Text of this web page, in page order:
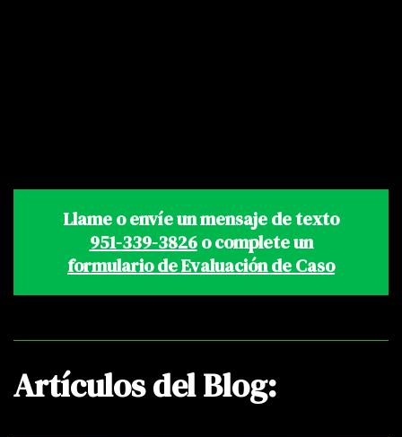
Llame o envíe un mensaje de texto
951-339-3826o complete un
formulario de Evaluación de Caso
Artículos del Blog: